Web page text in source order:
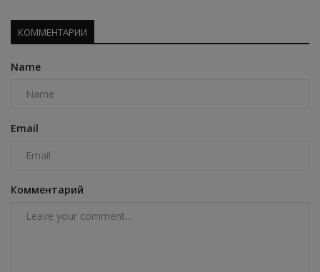
КОММЕНТАРИИ
Name
Email
Комментарий